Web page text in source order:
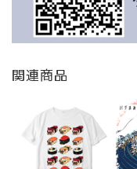
関連商品